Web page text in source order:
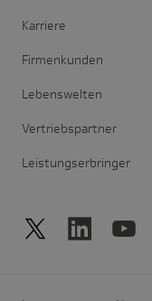
Karriere
Firmenkunden
Lebenswelten
Vertriebspartner
Leistungserbringer